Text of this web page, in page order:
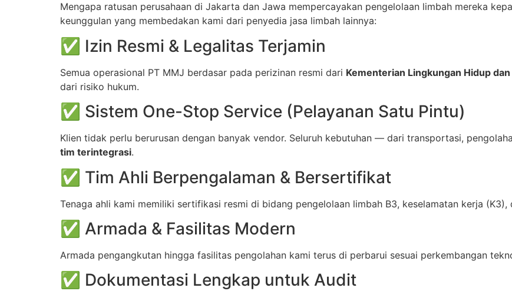
Mengapa ratusan perusahaan di Jakarta dan Jawa mempercayakan pengelolaan limbah mereka
keunggulan yang membedakan kami dari penyedia jasa limbah lainnya:
✅ Izin Resmi & Legalitas Terjamin
Semua operasional PT MMJ berdasar pada perizinan resmi dari Kementerian Lingkungan Hidup
dari risiko hukum.
✅ Sistem One-Stop Service (Pelayanan Satu Pintu)
Klien tidak perlu berurusan dengan banyak vendor. Seluruh kebutuhan — dari transportasi,
tim terintegrasi.
✅ Tim Ahli Berpengalaman & Bersertifikat
Tenaga ahli kami memiliki sertifikasi resmi di bidang pengelolaan limbah B3, keselamatan kerja (K3),
✅ Armada & Fasilitas Modern
Armada pengangkutan hingga fasilitas pengolahan kami terus di perbarui sesuai perkembangan
✅ Dokumentasi Lengkap untuk Audit